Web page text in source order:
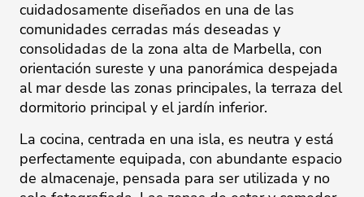
cuidadosamente diseñados en una de las
comunidades cerradas más deseadas y
consolidadas de la zona alta de Marbella, con
orientación sureste y una panorámica despejada
al mar desde las zonas principales, la terraza del
dormitorio principal y el jardín inferior.
La cocina, centrada en una isla, es neutra y está
perfectamente equipada, con abundante espacio
de almacenaje, pensada para ser utilizada y no